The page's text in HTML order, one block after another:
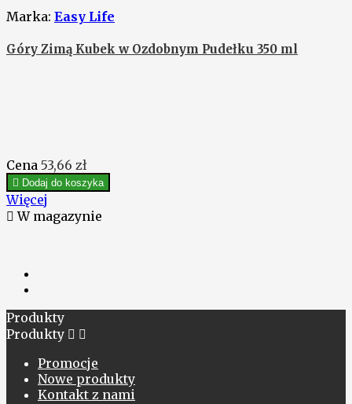
Marka: Easy Life
Góry Zimą Kubek w Ozdobnym Pudełku 350 ml
Cena 53,66 zł
 Dodaj do koszyka
Więcej
 W magazynie
Produkty
Produkty  
Promocje
Nowe produkty
Kontakt z nami